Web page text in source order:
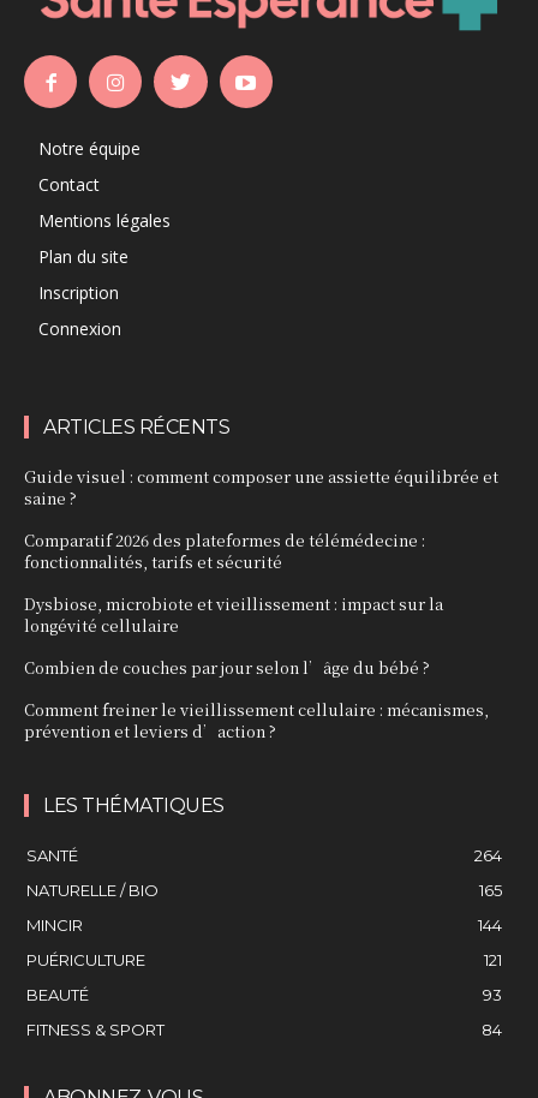
Notre équipe
Contact
Mentions légales
Plan du site
Inscription
Connexion
ARTICLES RÉCENTS
Guide visuel : comment composer une assiette équilibrée et
saine ?
Comparatif 2026 des plateformes de télémédecine :
fonctionnalités, tarifs et sécurité
Dysbiose, microbiote et vieillissement : impact sur la
longévité cellulaire
Combien de couches par jour selon l’âge du bébé ?
Comment freiner le vieillissement cellulaire : mécanismes,
prévention et leviers d’action ?
LES THÉMATIQUES
SANTÉ
264
NATURELLE / BIO
165
MINCIR
144
PUÉRICULTURE
121
BEAUTÉ
93
FITNESS & SPORT
84